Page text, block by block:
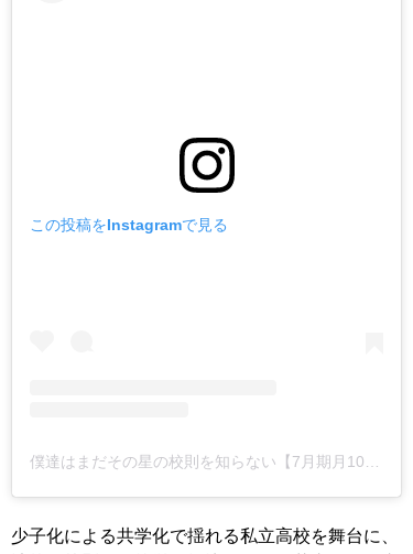
この投稿をInstagramで見る
少子化による共学化で揺れる私立高校を舞台に、